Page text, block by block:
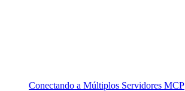
Conectando a Múltiplos Servidores MCP